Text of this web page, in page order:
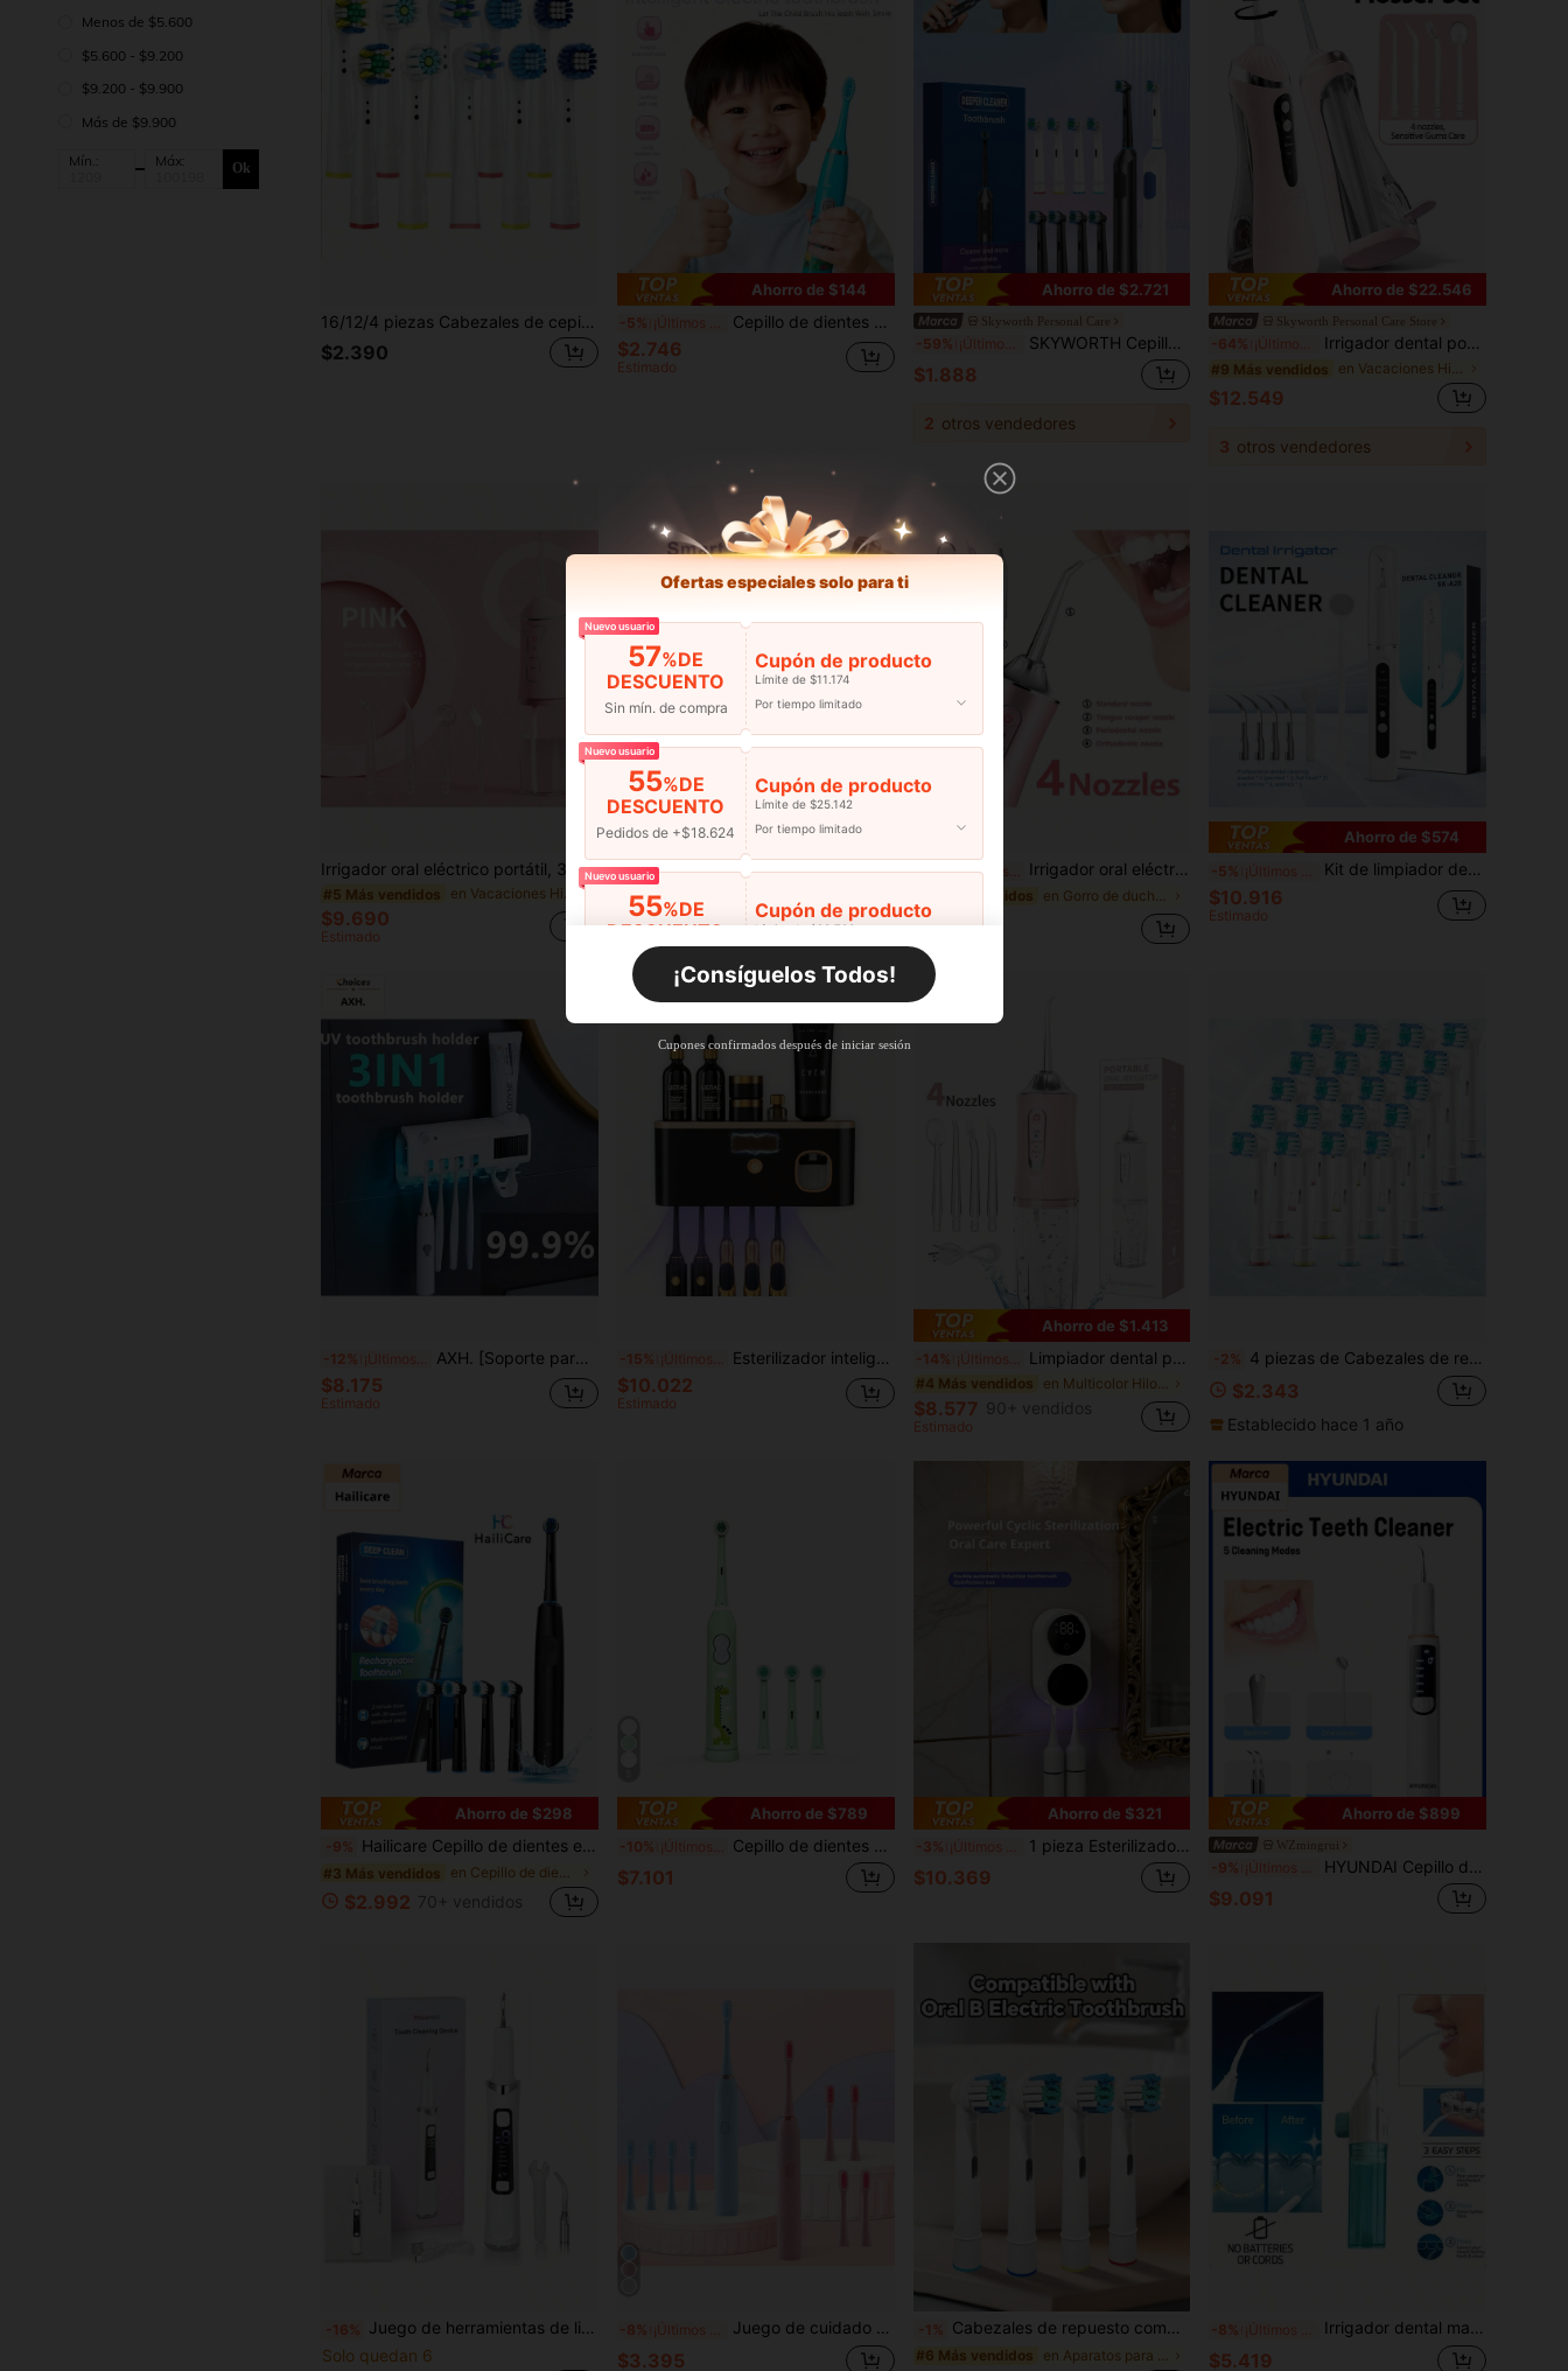
Menos de $5.600
$5.600 - $9.200
$9.200 - $9.900
Más de $9.900
Mín.: Máx: Ok
16/12/4 piezas Cabezales de cepillo de dientes de repuesto blancos, adecuados para modelos que incluyen Pro 1000, 500, 1500, 100, 7500, DB4010, 360, 400, 8000, 7000, 3000, 6000, 300, 9600, 2000 y 4000.
$2.390
Ahorro de $144
-5% ¡Últimos 3 días Cepillo de dientes eléctrico, cepillo de dientes suave con cerdas de dibujos animados inteligentes con cabezales de repuesto
$2.746
Estimado
Ahorro de $2.721
Skyworth Personal Care
-59% ¡Últimos 3 días SKYWORTH Cepillo de dientes eléctrico recargable, resistente al agua IPX7, cerdas suaves, cuidado de encías, cinco modos, blanquea los dientes, cuidado oral para adultos, esencial para viajes, disponible en negro y blanco, perfecto como regalo o regalo de vacaciones
$1.888
2 otros vendedores
Ahorro de $22.546
Skyworth Personal Care Store
-64% ¡Últimos 3 días Irrigador dental portátil, 3 modos de intensidad, limpiador dental eléctrico profesional para encías sensibles, frenillos y ortodoncia, con 30 días de duración de la batería, uso portátil y inalámbrico para viajes
#9 Más vendidos en Vacaciones Hilos dentales eléctricos
$12.549
3 otros vendedores
Irrigador oral eléctrico portátil, 3 modos, 4 boquillas, limpiador de agua recargable para viajes, hogar, cuidado de frenos y salud dental, regalo ideal para vacaciones, carga USB inalámbrica, batería de 800mAh
#5 Más vendidos en Vacaciones Hilos dentales eléctricos
$9.690
Estimado
Ahorro de $1.789
-10% ¡Últimos 3 días 1 pieza Raspador dental/Dispositivo de blanqueamiento dental con pantalla de alta definición; Una herramienta de limpieza de espacios entre los dientes que elimina eficazmente la placa; Un limpiador dental ajustable a 5 velocidades que incluye 4 puntas intercambiables y 1 espejo oral; Un cepillo de dientes eléctrico recargable de 500mAh; El regalo perfecto para tu pareja, regalo del Día de la Madre 2026, herramienta de cuidado oral.
$16.101
Estimado
-15% Irrigador oral eléctrico portátil, 3 modos y 4 boquillas, inalámbrico USB recargable de 800mAh, limpiador de dientes a presión de agua para viajes, hogar, frenillos y cuidado dental, adecuado como regalo de vacaciones
#2 Más vendidos
$8.322
Ahorro de $574
-5% Kit de limpiador de sarro dental eléctrico con 5 modos de limpieza ajustables, eliminador de manchas y sarro dental ultrasónico profesional con luz LED, herramienta de cuidado oral portátil con 4 cabezales de limpieza reemplazables, espejo dental y llave para eliminación de placa, dispositivo de limpieza profunda de dientes para uso doméstico, kit de higiene oral amigable para viajes, regalo ideal para familiares y amigos
$10.916
Estimado
-12% AXH. [Soporte para cepillo de dientes UV] Soporte para cepillo de dientes UV de 3 ranuras con dispensador de pasta de dientes, montado en la pared, de ABS+PP+componentes electrónicos duraderos, color blanco, estantería de almacenamiento de baño ahorradora de espacio
$8.175
Estimado
-15% Esterilizador inteligente de cepillo de dientes con dispensador de pasta de dientes, soporte de cepillo de dientes montado en la pared, estante de almacenamiento de cepillos de dientes de 5 ranuras, accesorios de baño, decoración del hogar, estante de almacenamiento de baño moderno, es un estante de almacenamiento de cepillos de dientes ideal.
$10.022
Estimado
Ahorro de $1.413
-14% Limpiador dental portátil recargable inalámbrico, irrigador de agua dental eléctrico con 3 modos y 4 boquillas para el cuidado oral en casa, limpiadores dentales con energía para el cuidado oral en casa, opciones de regalo de múltiples colores para festivales
#4 Más vendidos
$8.577 90+ vendidos
Estimado
-2% 4 piezas de Cabezales de repuesto de cepillo de dientes compatibles con cepillo de dientes eléctrico profesional, recambios de cabezal de cepillo de dientes para modelos Pro 1000, 500, 1500, 100, 7500, DB4010, 360, 400, 8000, 7000, 3000, 6000, 300, 9600, 2000, 4000
$2.343
Establecido hace 1 año
Ahorro de $298
-9% Hailicare Cepillo de dientes eléctrico recargable para adultos, 5 modos, cepillo de dientes eléctrico giratorio con 4 cabezales de cepillo de repuesto suaves
#3 Más vendidos en Cepillo de dientes eléctrico
$2.992 70+ vendidos
Ahorro de $789
-10% ¡Últimos 3 días Cepillo de dientes eléctrico de 4 cabezales giratorios, alimentado por 2 pilas AAA, cepillo de dientes eléctrico de limpieza inteligente con cerdas suaves
$7.101
Ahorro de $321
-3% ¡Últimos 3 días 1 pieza Esterilizador inteligente de cepillo de dientes, carga USB, soporte esterilizador de cepillo de dientes, con dos ranuras para cabezales de cepillo, soporte de cepillo de dientes para parejas, adecuado para una variedad de entornos incluyendo hogares, baños, hoteles y residencias estudiantiles, opción de regalo ideal
$10.369
Ahorro de $899
WZmingrui
-9% ¡Últimos 3 días HYUNDAI Cepillo de dientes eléctrico premium - Eliminación poderosa de placa/sarro, 5 modos de limpieza ajustables, cabezales de cepillo reemplazables, eliminación fácil de manchas - Dispositivo de higiene bucal profesional para el hogar. Apto para humanos y mascotas, especialmente para encías sensibles, incluye eliminador de sarro, juego de limpieza dental
$9.091
-16% Juego de herramientas de limpieza dental LED, para eliminar el sarro y la placa - con 5 modos ajustables y 2 cabezales de limpieza intercambiables, diseñado para eliminar los residuos de alimentos, el sarro y las manchas.
Solo quedan 6
-8% Juego de cuidado oral con cepillo de dientes eléctrico, incluye 5 cabezales de repuesto, vibración, cerdas suaves, inicio con un solo botón, adecuado para regalar a familiares y parejas, ideal para viajar
$3.395
-1% Cabezales de repuesto compatibles con cepillo de dientes eléctrico profesional, recambios de cabezales de cepillo de dientes para Pro 1000 500 1500 100 7500 DB4010 360 400 8000 7000 3000 6000 300 9600 2000 4000
#6 Más vendidos
-8% Irrigador dental manual portátil de alta presión, material ABS, tecnología de pulsos de alta presión, diseño con botón, boquilla desmontable, perfecto para la limpieza dental y el cuidado oral, sin necesidad de electricidad, adecuado para el hogar y los viajes, diseño portátil
$5.419
Ofertas especiales solo para ti
Nuevo usuario
57%DE
DESCUENTO
Sin mín. de compra
Cupón de producto
Límite de $11.174
Por tiempo limitado
Nuevo usuario
55%DE
DESCUENTO
Pedidos de +$18.624
Cupón de producto
Límite de $25.142
Por tiempo limitado
Nuevo usuario
55%DE
DESCUENTO
Pedidos de +$27.936
Cupón de producto
Límite de $29.798
Nuevo usuario
55%DE
DESCUENTO
Pedidos de +$37.248
Cupón de producto
Límite de $27.936
Por tiempo limitado
Pedidos de +$46.560
Cupón de producto
Por tiempo limitado
¡Consíguelos Todos!
Cupones confirmados después de iniciar sesión